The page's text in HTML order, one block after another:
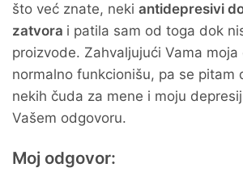
što već znate, neki antidepresivi
zatvora i patila sam od toga dok
proizvode. Zahvaljujući Vama moja
normalno funkcionišu, pa se pitam
nekih čuda za mene i moju
Vašem odgovoru.
Moj odgovor: